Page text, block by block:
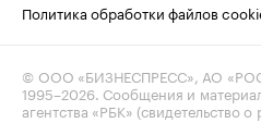
Политика обработки файлов
© ООО «БИЗНЕСПРЕСС», АО
1995–2026. Сообщения и
агентства «РБК» (свидетельство